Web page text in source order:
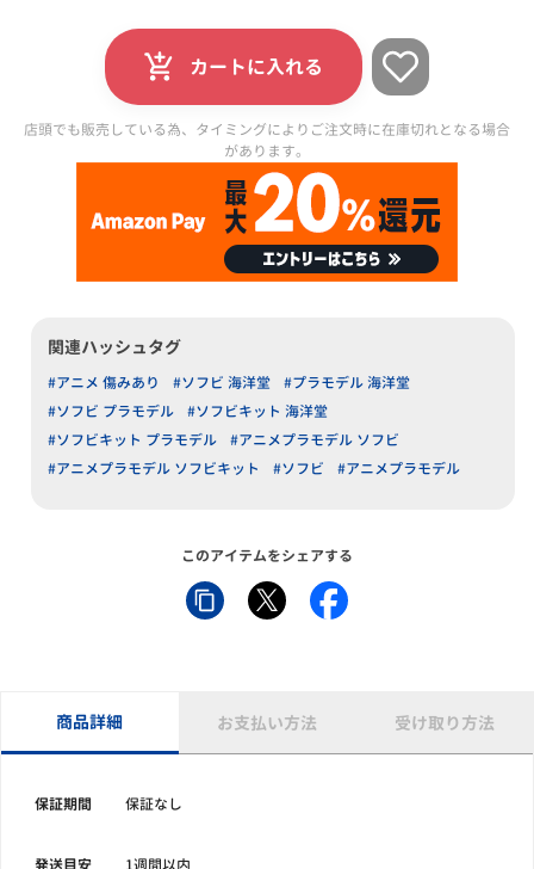
カートに入れる
店頭でも販売している為、タイミングによりご注文時に在庫切れとなる場合
があります。
関連ハッシュタグ
#アニメ 傷みあり #ソフビ 海洋堂
#プラモデル 海洋堂
#ソフビ プラモデル
#ソフビキット 海洋堂
#ソフビキット プラモデル
#アニメプラモデル ソフビ
#アニメプラモデル ソフビキット
#ソフビ #アニメプラモデル
このアイテムをシェアする
商品詳細 お支払い方法 受け取り方法
保証期間 保証なし
発送目安 1週間以内